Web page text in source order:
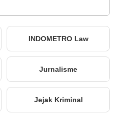
INDOMETRO Law
Jurnalisme
Jejak Kriminal